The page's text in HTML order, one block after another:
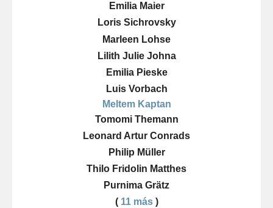
Emilia Maier
Loris Sichrovsky
Marleen Lohse
Lilith Julie Johna
Emilia Pieske
Luis Vorbach
Meltem Kaptan
Tomomi Themann
Leonard Artur Conrads
Philip Müller
Thilo Fridolin Matthes
Purnima Grätz
( 11 más)